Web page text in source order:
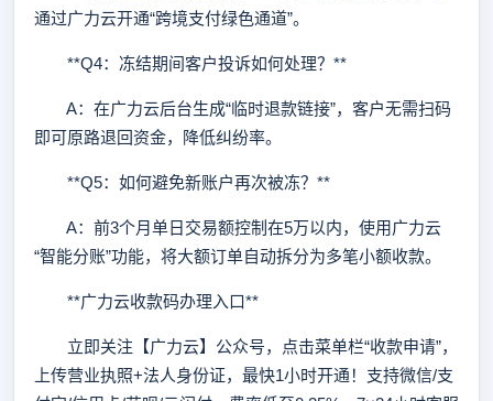
通过广力云开通“跨境支付绿色通道”。
**Q4：冻结期间客户投诉如何处理？**
A：在广力云后台生成“临时退款链接”，客户无需扫码
即可原路退回资金，降低纠纷率。
**Q5：如何避免新账户再次被冻？**
A：前3个月单日交易额控制在5万以内，使用广力云
“智能分账”功能，将大额订单自动拆分为多笔小额收款。
**广力云收款码办理入口**
立即关注【广力云】公众号，点击菜单栏“收款申请”，
上传营业执照+法人身份证，最快1小时开通！支持微信/支